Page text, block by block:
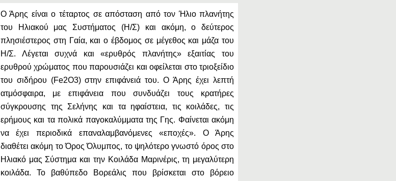
Ο Άρης είναι ο τέταρτος σε απόσταση από τον Ήλιο πλανήτης
του Ηλιακού μας Συστήματος (Η/Σ) και ακόμη, ο δεύτερος
πλησιέστερος στη Γαία, και ο έβδομος σε μέγεθος και μάζα του
Η/Σ. Λέγεται συχνά και «ερυθρός πλανήτης» εξαιτίας του
ερυθρού χρώματος που παρουσιάζει και οφείλεται στο τριοξείδιο
του σιδήρου (Fe2O3) στην επιφάνειά του. O Άρης έχει λεπτή
ατμόσφαιρα, με επιφάνεια που συνδυάζει τους κρατήρες
σύγκρουσης της Σελήνης και τα ηφαίστεια, τις κοιλάδες, τις
ερήμους και τα πολικά παγοκαλύμματα της Γης. Φαίνεται ακόμη
να έχει περιοδικά επαναλαμβανόμενες «εποχές». Ο Άρης
διαθέτει ακόμη το Όρος Όλυμπος, το ψηλότερο γνωστό όρος στο
Ηλιακό μας Σύστημα και την Κοιλάδα Μαρινέρις, τη μεγαλύτερη
κοιλάδα. Το βαθύπεδο Βορεάλις που βρίσκεται στο βόρειο